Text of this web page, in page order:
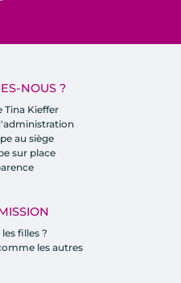
NOUS ?
Tina Kieffer
au siège
sur place
filles ?
les autres